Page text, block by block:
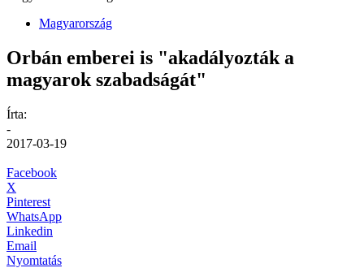
Magyarország
Orbán emberei is "akadályozták a
magyarok szabadságát"
Írta:
-
2017-03-19
Facebook
X
Pinterest
WhatsApp
Linkedin
Email
Nyomtatás